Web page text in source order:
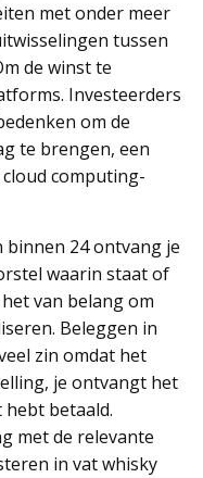
met onder meer
tussen
de winst te
Investeerders
om de
te brengen, een
computing-
24 ontvang je
waarin staat of
van belang om
Beleggen in
zin omdat het
je ontvangt het
hebt betaald.
met de relevante
in vat whisky